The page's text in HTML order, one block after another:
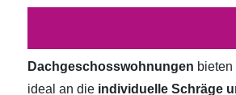
Dachgeschosswohnungen
ideal an die individuelle Schräge